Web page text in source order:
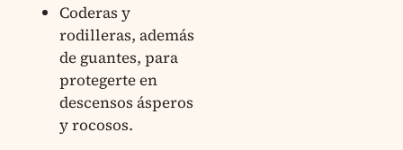
Coderas y
rodilleras, además
de guantes, para
protegerte en
descensos ásperos
y rocosos.